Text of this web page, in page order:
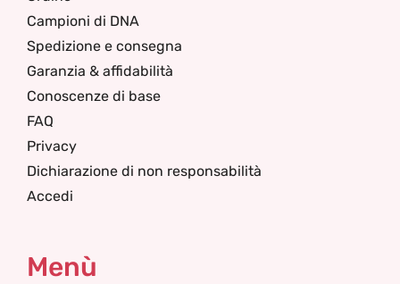
Campioni di DNA
Spedizione e consegna
Garanzia & affidabilità
Conoscenze di base
FAQ
Privacy
Dichiarazione di non responsabilità
Accedi
Menù